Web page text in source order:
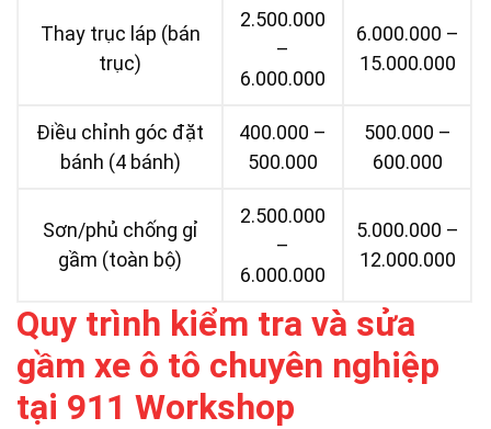
Thay trục láp (bán
trục)
2.500.000
–
6.000.000
6.000.000 –
15.000.000
Điều chỉnh góc đặt
bánh (4 bánh)
400.000 –
500.000
500.000 –
600.000
Sơn/phủ chống gỉ
gầm (toàn bộ)
2.500.000
–
6.000.000
5.000.000 –
12.000.000
Quy trình kiểm tra và sửa
gầm xe ô tô chuyên nghiệp
tại 911 Workshop